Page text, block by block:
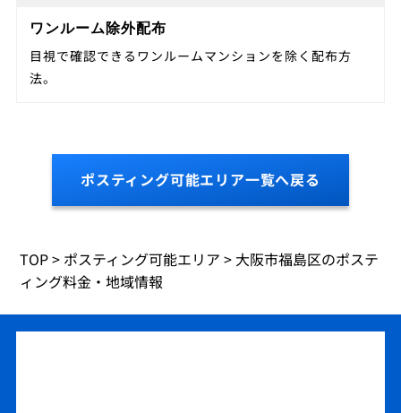
ワンルーム除外配布
目視で確認できるワンルームマンションを除く配布方
法。
ポスティング可能エリア一覧へ戻る
TOP> ポスティング可能エリア > 大阪市福島区のポステ
ィング料金・地域情報